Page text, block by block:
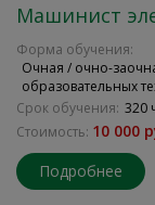
Машинист
Форма обучения:
Очная / очно-
образовательных
Срок обучения: 320
Стоимость: 10 000
Подробнее